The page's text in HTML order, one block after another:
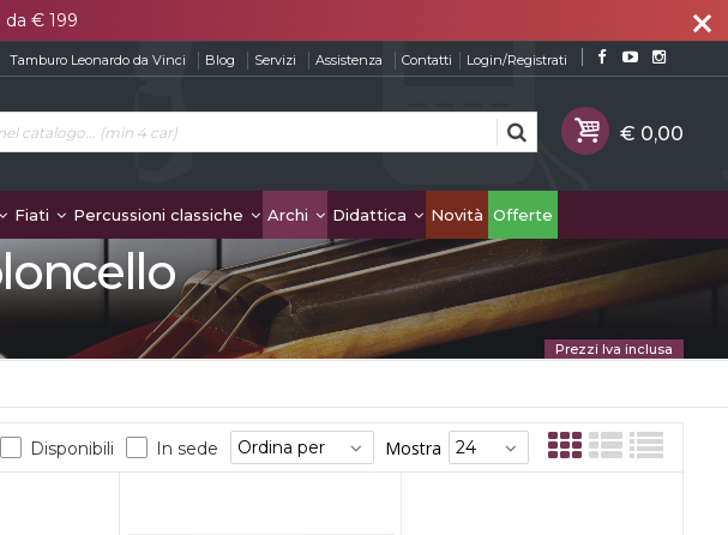
close
€ 199
Tamburo Leonardo da Vinci Blog Servizi Assistenza Contatti Login/Registrati
Fiati Percussioni classiche Archi Didattica Novità Offerte
Prezzi Iva inclusa
Mostra
Disponibili In sede